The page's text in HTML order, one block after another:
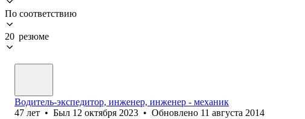
По соответствию
20 резюме
Водитель-экспедитор, инженер, инженер - механик
47 лет • Был 12 октября 2023 • Обновлено 11 августа 2014